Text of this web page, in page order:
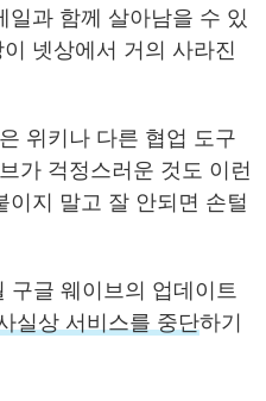
일과 함께 살아남을 수 있
넷상에서 거의 사라진
위키나 다른 협업 도구
가 걱정스러운 것도 이런
지 말고 잘 안되면 손털
구글 웨이브의 업데이트
실상 서비스를 중단하기